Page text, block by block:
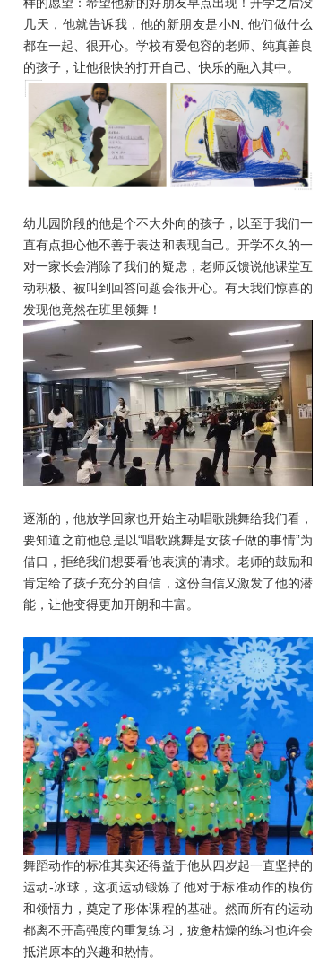
几天，他就告诉我，他的新朋友是小N, 他们做什么
都在一起、很开心。学校有爱包容的老师、纯真善良
的孩子，让他很快的打开自己、快乐的融入其中。
幼儿园阶段的他是个不大外向的孩子，以至于我们一
直有点担心他不善于表达和表现自己。开学不久的一
对一家长会消除了我们的疑虑，老师反馈说他课堂互
动积极、被叫到回答问题会很开心。有天我们惊喜的
发现他竟然在班里领舞！
逐渐的，他放学回家也开始主动唱歌跳舞给我们看，
要知道之前他总是以“唱歌跳舞是女孩子做的事情”为
借口，拒绝我们想要看他表演的请求。老师的鼓励和
肯定给了孩子充分的自信，这份自信又激发了他的潜
能，让他变得更加开朗和丰富。
舞蹈动作的标准其实还得益于他从四岁起一直坚持的
运动-冰球，这项运动锻炼了他对于标准动作的模仿
和领悟力，奠定了形体课程的基础。然而所有的运动
都离不开高强度的重复练习，疲惫枯燥的练习也许会
抵消原本的兴趣和热情。